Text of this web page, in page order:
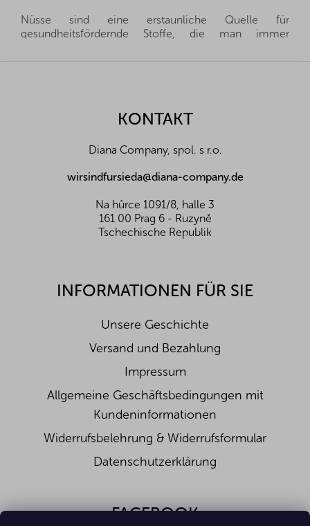
Nüsse sind eine erstaunliche Quelle für
gesundheitsfördernde Stoffe, die man immer
hervorragend. Sie sind ein gesunder und schneller
Wir importieren alle unsere Nüsse direkt aus den
und des fairen Umgangs mit unseren Lieferanten sind
wir oft in der Lage, exklusive Vertretungen direkt von
Landwirten und Anbauern der besten Nüsse und
Früchte aus der ganzen Welt zu erhalten. Aus diesem
Grund liefern wir die besten Waren für Sie und Ihre
eine Obstsorte?
Kokospalme, und ist botanisch gesehen einer der
Warum gerade Kokosnüsse?
Die Kokosnuss ist ein Grundnahrungsmittel für einen
Großteil der Weltbevölkerung und hat eine Vielzahl
von Verwendungsmöglichkeiten.
Im Gegensatz zu anderen Nüssen enthält sie einen
höheren Gehalt an gesättigten Fettsäuren. Die
Fettsäuren gesättigt sind, die Cholesterinbildung nicht
KONTAKT
Diana Company, spol. s r.o.
wirsindfursieda@diana-company.de
Na hůrce 1091/8, halle 3
161 00 Prag 6 - Ruzyně
Tschechische Republik
INFORMATIONEN FÜR SIE
Unsere Geschichte
Versand und Bezahlung
Impressum
Allgemeine Geschäftsbedingungen mit
Kundeninformationen
Widerrufsbelehrung & Widerrufsformular
Datenschutzerklärung
FACEBOOK